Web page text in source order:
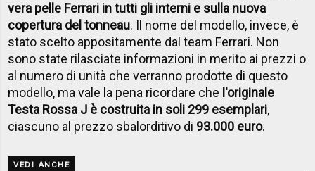
vera pelle Ferrari in tutti gli interni e sulla nuova
copertura del tonneau. Il nome del modello, invece, è
stato scelto appositamente dal team Ferrari. Non
sono state rilasciate informazioni in merito ai prezzi o
al numero di unità che verranno prodotte di questo
modello, ma vale la pena ricordare che l'originale
Testa Rossa J è costruita in soli 299 esemplari,
ciascuno al prezzo sbalorditivo di 93.000 euro.
VEDI ANCHE